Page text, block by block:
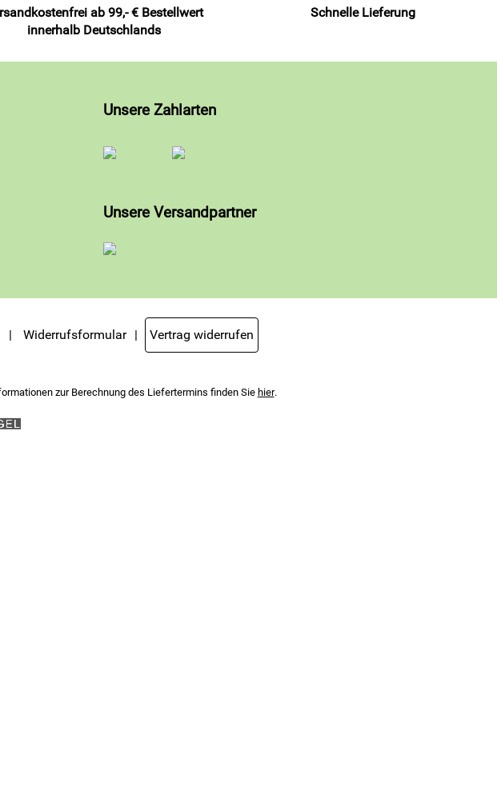
ab 99,- € Bestellwert
innerhalb Deutschlands
Schnelle Lieferung
Unsere Zahlarten
Unsere Versandpartner
Widerrufsformular Vertrag widerrufen
zur Berechnung des Liefertermins finden Sie hier.